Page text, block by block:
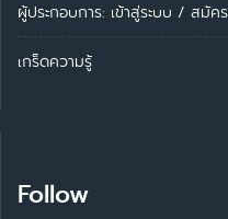
ผู้ประกอบการ: เข้าสู่ระบบ / สมัค
เกร็ดความรู้
Follow